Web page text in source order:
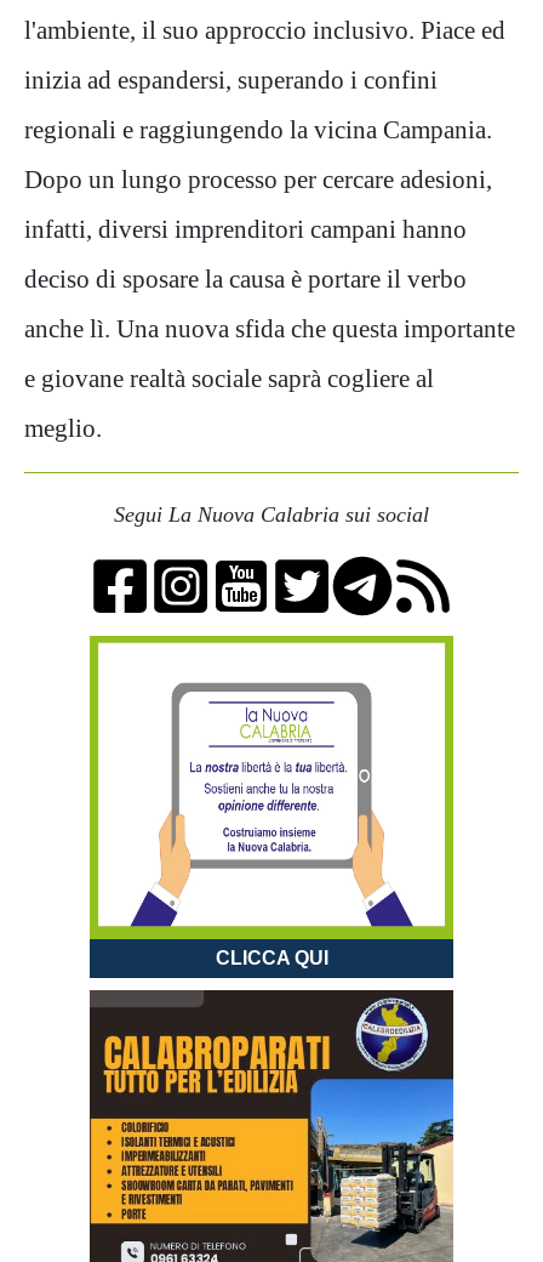
l'ambiente, il suo approccio inclusivo. Piace ed
inizia ad espandersi, superando i confini
regionali e raggiungendo la vicina Campania.
Dopo un lungo processo per cercare adesioni,
infatti, diversi imprenditori campani hanno
deciso di sposare la causa è portare il verbo
anche lì. Una nuova sfida che questa importante
e giovane realtà sociale saprà cogliere al
meglio.
Segui La Nuova Calabria sui social
CLICCA QUI